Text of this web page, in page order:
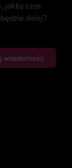
jakby czas
dalej?
wiadomość